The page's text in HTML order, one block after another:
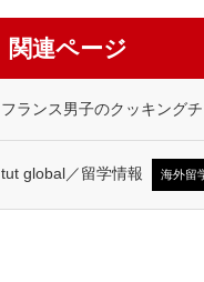
関連ページ
フランス男子のクッキング
tut global／留学情報 海外留